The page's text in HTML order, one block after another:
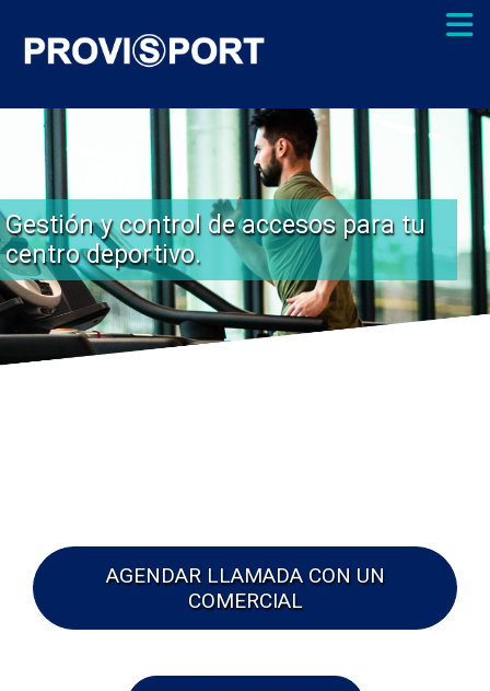
Gestión y control de accesos para tu
centro deportivo.
AGENDAR LLAMADA CON UN
COMERCIAL